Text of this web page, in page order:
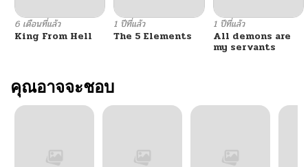
6 เดือนที่แล้ว
King From Hell
1 ปีที่แล้ว
The 5 Elements
1 ปีที่แล้ว
All demons are
my servants
คุณอาจจะชอบ